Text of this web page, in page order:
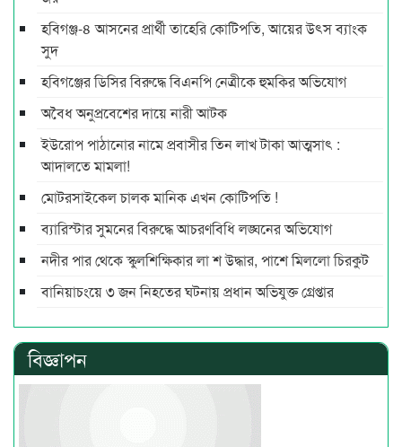
হবিগঞ্জ-৪ আসনের প্রার্থী তাহেরি কোটিপতি, আয়ের উৎস ব্যাংক
সুদ
হবিগঞ্জের ডিসির বিরুদ্ধে বিএনপি নেত্রীকে হুমকির অভিযোগ
অবৈধ অনুপ্রবেশের দায়ে নারী আটক
ইউরোপ পাঠানোর নামে প্রবাসীর তিন লাখ টাকা আত্মসাৎ :
আদালতে মামলা!
মোটরসাইকেল চালক মানিক এখন কোটিপতি !
ব্যারিস্টার সুমনের বিরুদ্ধে আচরণবিধি লঙ্ঘনের অভিযোগ
নদীর পার থেকে স্কুলশিক্ষিকার লা শ উদ্ধার, পাশে মিললো চিরকুট
বানিয়াচংয়ে ৩ জন নিহতের ঘটনায় প্রধান অভিযুক্ত গ্রেপ্তার
বিজ্ঞাপন